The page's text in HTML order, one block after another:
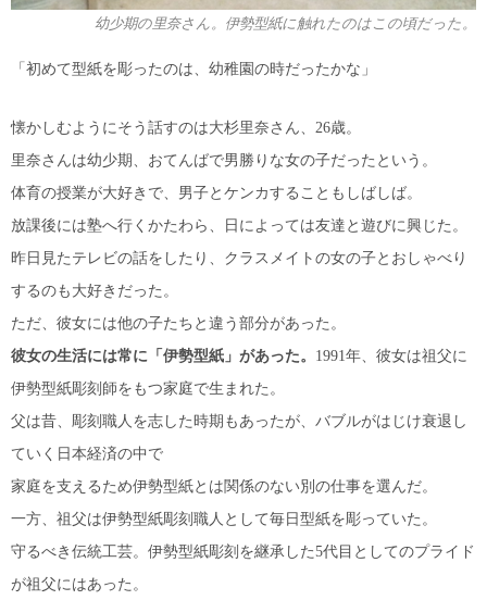
幼少期の里奈さん。伊勢型紙に触れたのはこの頃だった。
「初めて型紙を彫ったのは、幼稚園の時だったかな」
懐かしむようにそう話すのは大杉里奈さん、26歳。
里奈さんは幼少期、おてんばで男勝りな女の子だったという。
体育の授業が大好きで、男子とケンカすることもしばしば。
放課後には塾へ行くかたわら、日によっては友達と遊びに興じた。
昨日見たテレビの話をしたり、クラスメイトの女の子とおしゃべり
するのも大好きだった。
ただ、彼女には他の子たちと違う部分があった。
彼女の生活には常に「伊勢型紙」があった。 1991年、彼女は祖父に
伊勢型紙彫刻師をもつ家庭で生まれた。
父は昔、彫刻職人を志した時期もあったが、バブルがはじけ衰退し
ていく日本経済の中で
家庭を支えるため伊勢型紙とは関係のない別の仕事を選んだ。
一方、祖父は伊勢型紙彫刻職人として毎日型紙を彫っていた。
守るべき伝統工芸。伊勢型紙彫刻を継承した5代目としてのプライド
が祖父にはあった。